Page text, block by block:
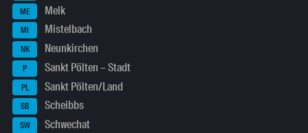
ME Melk
MI Mistelbach
NK Neunkirchen
P Sankt Pölten – Stadt
PL Sankt Pölten/Land
SB Scheibbs
SW Schwechat